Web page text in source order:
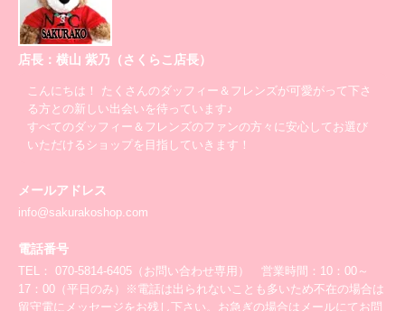
店長：横山 紫乃（さくらこ店長）
こんにちは！ たくさんのダッフィー＆フレンズが可愛がって下さ
る方との新しい出会いを待っています♪
すべてのダッフィー＆フレンズのファンの方々に安心してお選び
いただけるショップを目指していきます！
メールアドレス
info@sakurakoshop.com
電話番号
TEL： 070-5814-6405（お問い合わせ専用） 営業時間：10：00～
17：00（平日のみ）※電話は出られないことも多いため不在の場合は
留守電にメッセージをお残し下さい。お急ぎの場合はメールにてお問